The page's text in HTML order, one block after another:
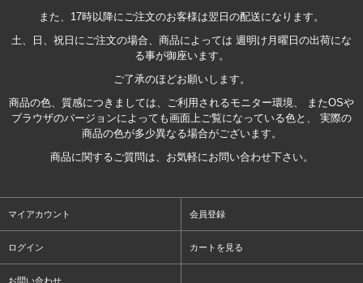
また、17時以降にご注文のお客様は翌日の配送になります。
土、日、祝日にご注文の場合、商品によっては 週明け月曜日の出荷にな
る事が御座います。
ご了承のほどお願いします。
商品の色、質感につきましては、ご利用されるモニター環境、 またOSや
ブラウザのバージョンによっても画面上ご覧になっている色と、 実際の
商品の色が多少異なる場合がございます。
商品に関するご質問は、お気軽にお問い合わせ下さい。
マイアカウント 会員登録
ログイン カートを見る
お問い合わせ